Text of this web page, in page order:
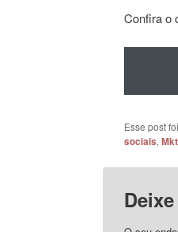
Confira o
Esse post
sociais,